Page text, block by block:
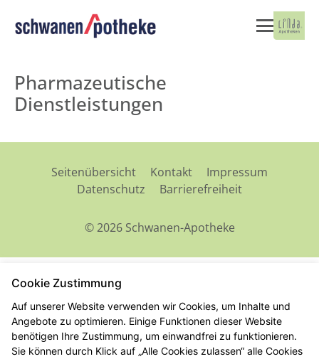
Pharmazeutische
Dienstleistungen
Seitenübersicht Kontakt
Impressum
Datenschutz
Barrierefreiheit
© 2026 Schwanen-Apotheke
Cookie Zustimmung
Auf unserer Website verwenden wir Cookies, um Inhalte und
Angebote zu optimieren. Einige Funktionen dieser Website
benötigen Ihre Zustimmung, um einwandfrei zu funktionieren.
Sie können durch Klick auf „Alle Cookies zulassen“ alle Cookies